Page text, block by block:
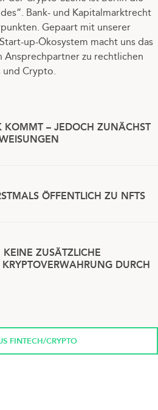
Bank- und Kapitalmarktrecht
Gepaart mit unserer
up-Ökosystem macht uns das
zu rechtlichen
Crypto.
KOMMT – JEDOCH ZUNÄCHST
ÖFFENTLICH ZU NFTS
ZUSÄTZLICHE
DURCH
FINTECH/CRYPTO